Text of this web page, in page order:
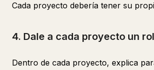
Cada proyecto debería tener su
4. Dale a cada proyecto un
Dentro de cada proyecto, explica